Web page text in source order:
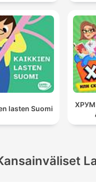
lasten Suomi
ХРУМ